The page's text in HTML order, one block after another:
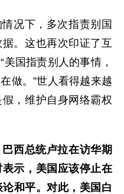
况下，多次指责别国
。这也再次印证了互
国指责别人的事情，
做。”世人看得越来越
，维护自身网络霸权
西总统卢拉在访华期
示，美国应该停止在
和平。对此，美国白